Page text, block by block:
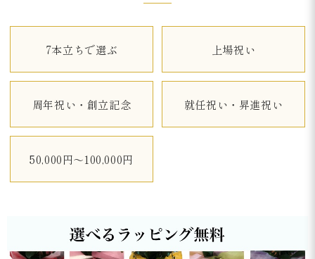
7本立ちで選ぶ 上場祝い
周年祝い・創立記念 就任祝い・昇進祝い
50,000円～100,000円